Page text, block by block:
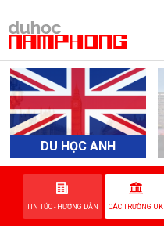
DU HỌC ANH
TIN TỨC - HƯỚNG DẪN CÁC TRƯỜNG UK
TRANG CHỦ
QUỐC GIA
EVENTS
DỊCH VỤ
VỀ NAM PHONG